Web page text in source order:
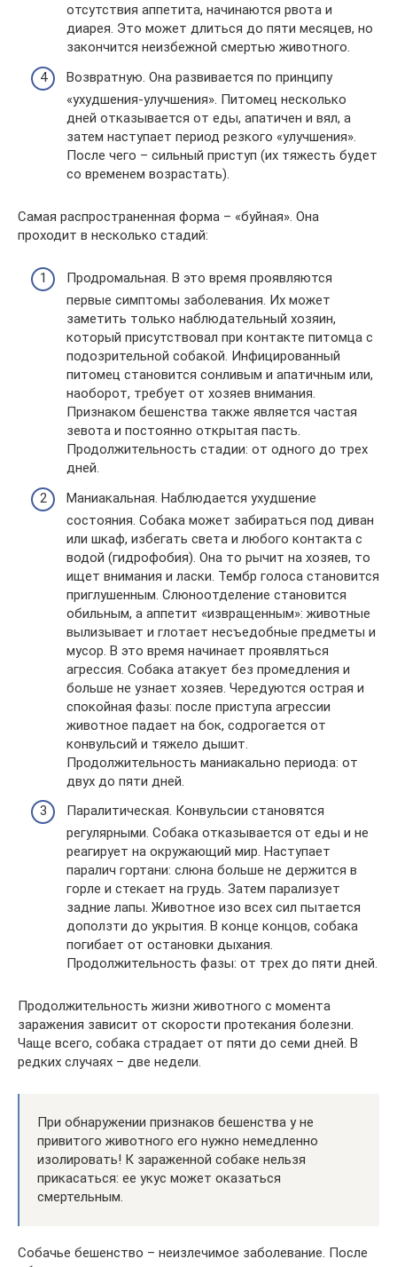
отсутствия аппетита, начинаются рвота и
диарея. Это может длиться до пяти месяцев, но
закончится неизбежной смертью животного.
Возвратную. Она развивается по принципу
«ухудшения-улучшения». Питомец несколько
дней отказывается от еды, апатичен и вял, а
затем наступает период резкого «улучшения».
После чего – сильный приступ (их тяжесть будет
со временем возрастать).
Самая распространенная форма – «буйная». Она
проходит в несколько стадий:
Продромальная. В это время проявляются
первые симптомы заболевания. Их может
заметить только наблюдательный хозяин,
который присутствовал при контакте питомца с
подозрительной собакой. Инфицированный
питомец становится сонливым и апатичным или,
наоборот, требует от хозяев внимания.
Признаком бешенства также является частая
зевота и постоянно открытая пасть.
Продолжительность стадии: от одного до трех
дней.
Маниакальная. Наблюдается ухудшение
состояния. Собака может забираться под диван
или шкаф, избегать света и любого контакта с
водой (гидрофобия). Она то рычит на хозяев, то
ищет внимания и ласки. Тембр голоса становится
приглушенным. Слюноотделение становится
обильным, а аппетит «извращенным»: животные
вылизывает и глотает несъедобные предметы и
мусор. В это время начинает проявляться
агрессия. Собака атакует без промедления и
больше не узнает хозяев. Чередуются острая и
спокойная фазы: после приступа агрессии
животное падает на бок, содрогается от
конвульсий и тяжело дышит.
Продолжительность маниакально периода: от
двух до пяти дней.
Паралитическая. Конвульсии становятся
регулярными. Собака отказывается от еды и не
реагирует на окружающий мир. Наступает
паралич гортани: слюна больше не держится в
горле и стекает на грудь. Затем парализует
задние лапы. Животное изо всех сил пытается
доползти до укрытия. В конце концов, собака
погибает от остановки дыхания.
Продолжительность фазы: от трех до пяти дней.
Продолжительность жизни животного с момента
заражения зависит от скорости протекания болезни.
Чаще всего, собака страдает от пяти до семи дней. В
редких случаях – две недели.
При обнаружении признаков бешенства у не
привитого животного его нужно немедленно
изолировать! К зараженной собаке нельзя
прикасаться: ее укус может оказаться
смертельным.
Собачье бешенство – неизлечимое заболевание. После